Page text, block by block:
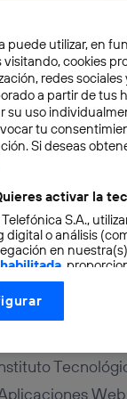
2
puede utilizar, en
visitando, cookies
redes
a partir de tus
su uso
tu
Si deseas
activar la
S.A.,
digital o análisis
en
,
consentimiento en
Utiq está
tu dirección IP y
a la conexión que